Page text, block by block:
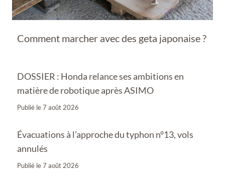
Comment marcher avec des geta japonaise ?
DOSSIER : Honda relance ses ambitions en
matière de robotique après ASIMO
Publié le7 août 2026
Évacuations à l’approche du typhon n°13, vols
annulés
Publié le7 août 2026